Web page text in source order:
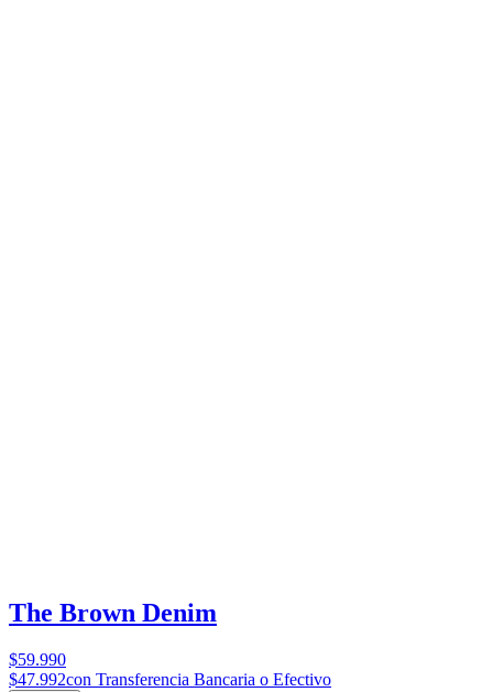
The Brown Denim
$59.990
$47.992con Transferencia Bancaria o Efectivo